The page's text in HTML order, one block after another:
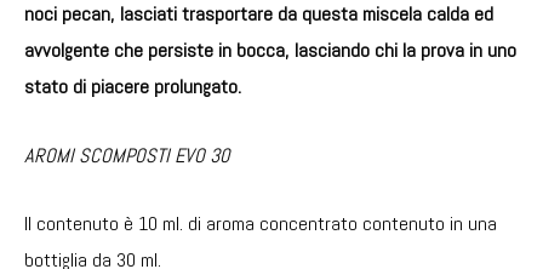
noci pecan, lasciati trasportare da questa miscela calda ed
avvolgente che persiste in bocca, lasciando chi la prova in uno
stato di piacere prolungato.
AROMI SCOMPOSTI EVO 30
Il contenuto è 10 ml. di aroma concentrato contenuto in una
bottiglia da 30 ml.